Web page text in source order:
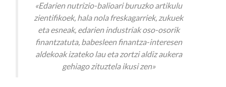
«Edarien nutrizio-balioari buruzko artikulu
zientifikoek, hala nola freskagarriek, zukuek
eta esneak, edarien industriak oso-osorik
finantzatuta, babesleen finantza-interesen
aldekoak izateko lau eta zortzi aldiz aukera
gehiago zituztela ikusi zen»